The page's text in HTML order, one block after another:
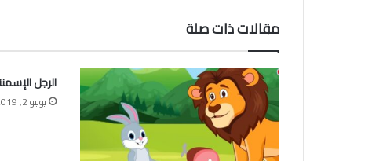
مقالات ذات صلة
الرجل
يوليو 2, 2019